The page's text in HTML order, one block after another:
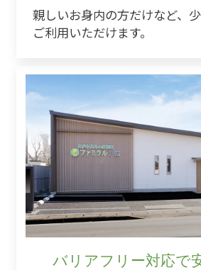
親しいお身内の方だけなど、
ご利用いただけます。
バリアフリー対応で